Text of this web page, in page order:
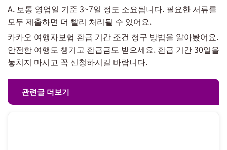
A. 보통 영업일 기준 3~7일 정도 소요됩니다. 필요한 서류를
모두 제출하면 더 빨리 처리될 수 있어요.
카카오 여행자보험 환급 기간 조건 청구 방법을 알아봤어요.
안전한 여행도 챙기고 환급금도 받으세요. 환급 기간 30일을
놓치지 마시고 꼭 신청하시길 바랍니다.
관련글 더보기